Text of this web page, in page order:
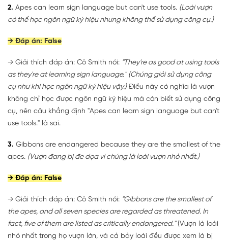
2. Apes can learn sign language but can't use tools. (Loài vượn
có thể học ngôn ngữ ký hiệu nhưng không thể sử dụng công cụ.)
→ Đáp án: False
→ Giải thích đáp án: Cô Smith nói: "They're as good at using tools
as they're at learning sign language." (Chúng giỏi sử dụng công
cụ như khi học ngôn ngữ ký hiệu vậy.)Điều này có nghĩa là vượn
không chỉ học được ngôn ngữ ký hiệu mà còn biết sử dụng công
cụ, nên câu khẳng định "Apes can learn sign language but can't
use tools." là sai.
3. Gibbons are endangered because they are the smallest of the
apes. (Vượn đang bị đe dọa vì chúng là loài vượn nhỏ nhất.)
→ Đáp án: False
→ Giải thích đáp án: Cô Smith nói: "Gibbons are the smallest of
the apes, and all seven species are regarded as threatened. In
fact, five of them are listed as critically endangered."(Vượn là loài
nhỏ nhất trong họ vượn lớn, và cả bảy loài đều được xem là bị